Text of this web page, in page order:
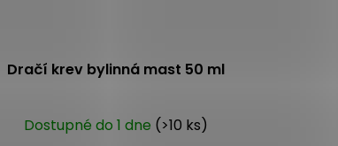
Dračí krev bylinná mast 50 ml
Dostupné do 1 dne (>10 ks)